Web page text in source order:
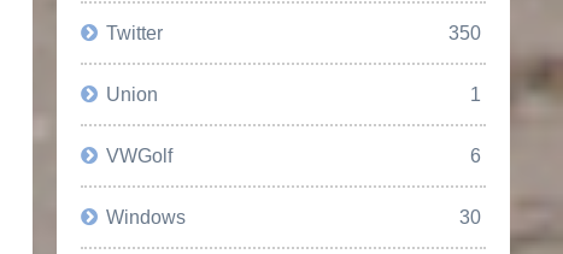
Twitter 350
Union 1
VWGolf 6
Windows 30